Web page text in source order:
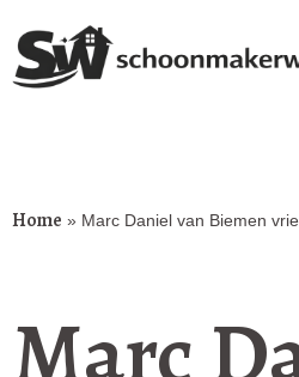
Home » Marc Daniel van Biemen